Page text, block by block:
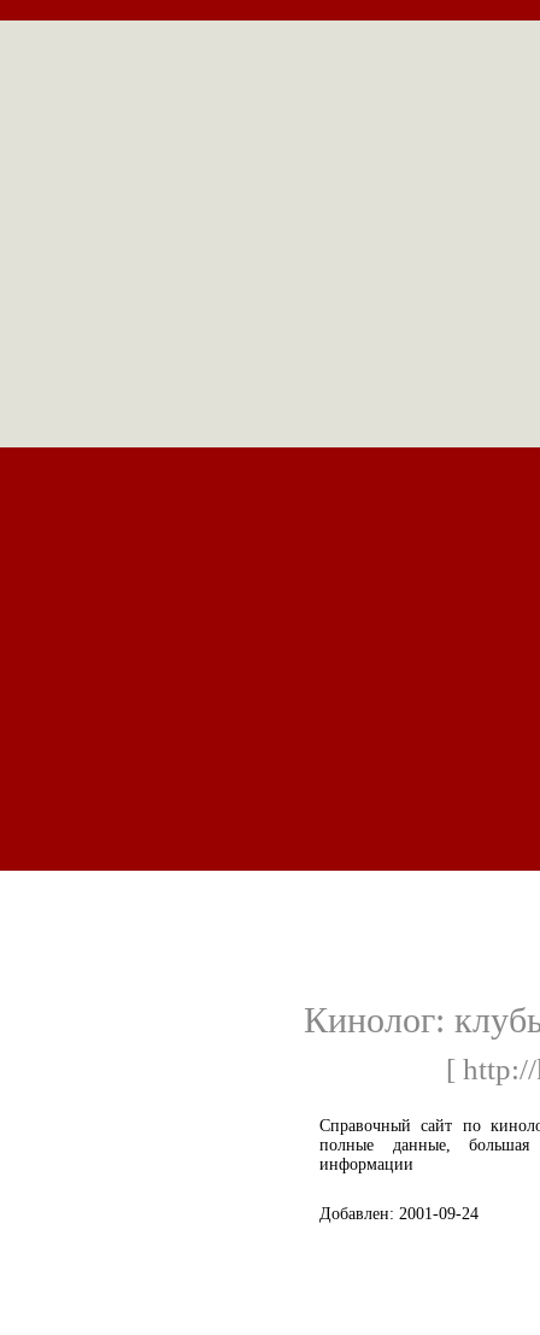
Кинолог:
[
Справочный сайт по
полные данные, большая
информации
Добавлен: 2001-09-24